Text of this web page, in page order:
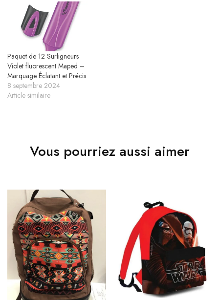
Paquet de 12 Surligneurs
Violet fluorescent Maped –
Marquage Éclatant et Précis
8 septembre 2024
Article similaire
Vous pourriez aussi aimer